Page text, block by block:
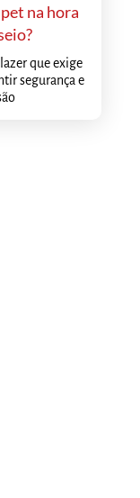
na hora
que exige
segurança e